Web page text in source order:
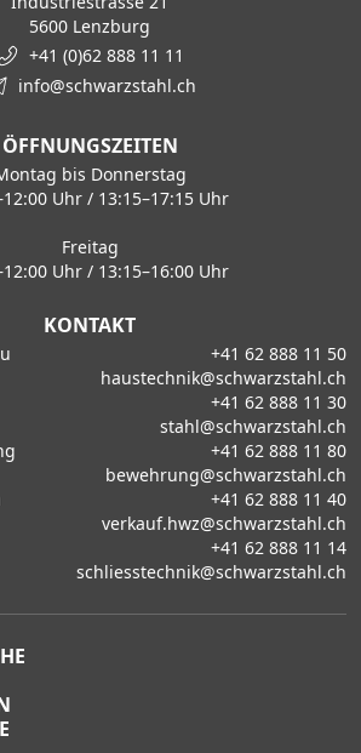
5600 Lenzburg
+41 (0)62 888 11 11
info@schwarzstahl.ch
ÖFFNUNGSZEITEN
bis Donnerstag
Uhr / 13:15–17:15 Uhr
Freitag
Uhr / 13:15–16:00 Uhr
KONTAKT
+41 62 888 11 50
haustechnik@schwarzstahl.ch
+41 62 888 11 30
stahl@schwarzstahl.ch
+41 62 888 11 80
bewehrung@schwarzstahl.ch
+41 62 888 11 40
verkauf.hwz@schwarzstahl.ch
+41 62 888 11 14
schliesstechnik@schwarzstahl.ch